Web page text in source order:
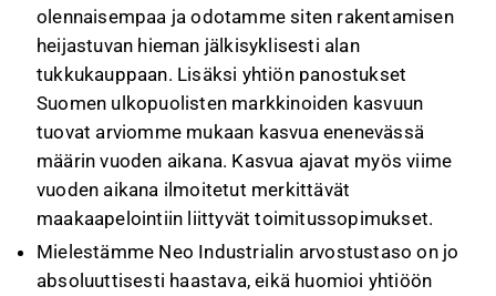
olennaisempaa ja odotamme siten rakentamisen
heijastuvan hieman jälkisyklisesti alan
tukkukauppaan. Lisäksi yhtiön panostukset
Suomen ulkopuolisten markkinoiden kasvuun
tuovat arviomme mukaan kasvua enenevässä
määrin vuoden aikana. Kasvua ajavat myös viime
vuoden aikana ilmoitetut merkittävät
maakaapelointiin liittyvät toimitussopimukset.
Mielestämme Neo Industrialin arvostustaso on jo
absoluuttisesti haastava, eikä huomioi yhtiöön